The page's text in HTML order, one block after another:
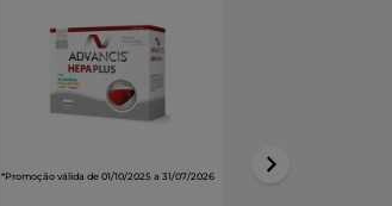
*Promoção válida de 01/10/2025 a 31/07/2026 *Promoção válida de 01/